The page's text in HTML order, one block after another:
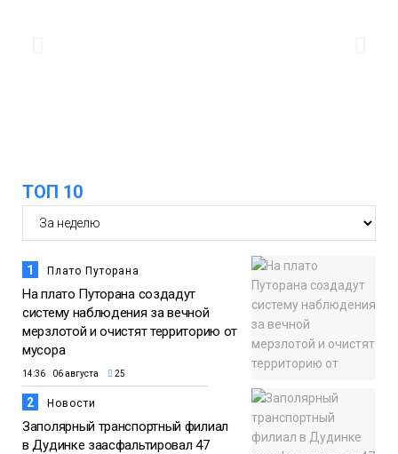
ТОП 10
1 Плато Путорана
На плато Путорана создадут
систему наблюдения за вечной
мерзлотой и очистят территорию от
мусора
14:36 06 августа 25
2 Новости
Заполярный транспортный филиал
в Дудинке заасфальтировал 47